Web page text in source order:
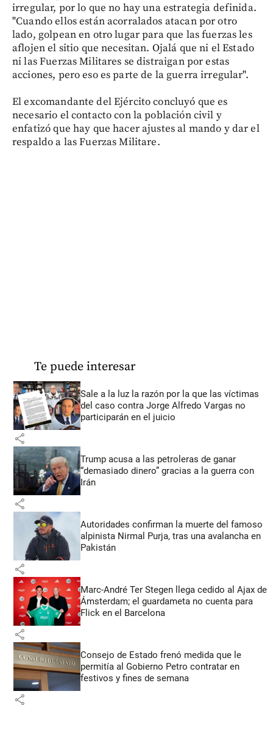
irregular, por lo que no hay una estrategia definida.
"Cuando ellos están acorralados atacan por otro
lado, golpean en otro lugar para que las fuerzas les
aflojen el sitio que necesitan. Ojalá que ni el Estado
ni las Fuerzas Militares se distraigan por estas
acciones, pero eso es parte de la guerra irregular".
El excomandante del Ejército concluyó que es
necesario el contacto con la población civil y
enfatizó que hay que hacer ajustes al mando y dar el
respaldo a las Fuerzas Militare.
Te puede interesar
Sale a la luz la razón por la que las víctimas
del caso contra Jorge Alfredo Vargas no
participarán en el juicio
share
Trump acusa a las petroleras de ganar
“demasiado dinero” gracias a la guerra con
Irán
share
Autoridades confirman la muerte del famoso
alpinista Nirmal Purja, tras una avalancha en
Pakistán
share
Marc-André Ter Stegen llega cedido al Ajax de
Ámsterdam; el guardameta no cuenta para
Flick en el Barcelona
share
Consejo de Estado frenó medida que le
permitía al Gobierno Petro contratar en
festivos y fines de semana
share